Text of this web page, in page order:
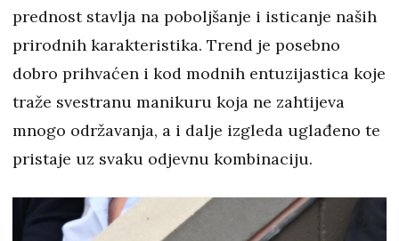
prednost stavlja na poboljšanje i isticanje naših
prirodnih karakteristika. Trend je posebno
dobro prihvaćen i kod modnih entuzijastica koje
traže svestranu manikuru koja ne zahtijeva
mnogo održavanja, a i dalje izgleda uglađeno te
pristaje uz svaku odjevnu kombinaciju.